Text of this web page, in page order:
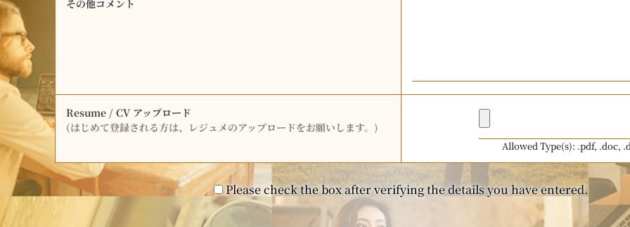
その他コメント
Resume / CV アップロード
(はじめて登録される方は、レジュメのアップロードをお願いします。)
Allowed Type(s): .pdf, .doc,
Please check the box after verifying the details you have entered.